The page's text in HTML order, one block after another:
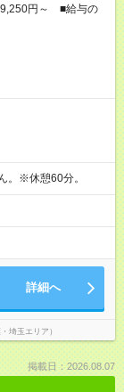
円～ ■給与の
。※休憩60分。
詳細へ
埼玉エリア）
掲載日：2026.08.07